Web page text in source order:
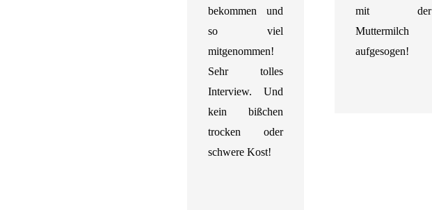
bekommen und
so viel
mitgenommen!
Sehr tolles
Interview. Und
kein bißchen
trocken oder
schwere Kost!
mit der
Muttermilch
aufgesogen!